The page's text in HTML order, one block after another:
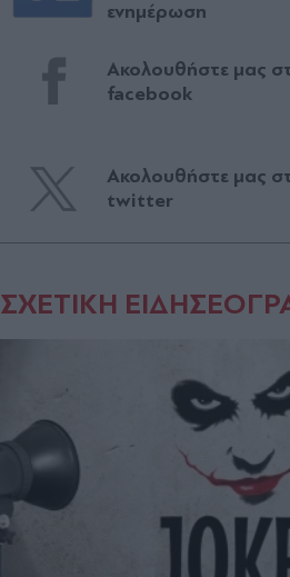
ενημέρωση
Ακολουθήστε μας
facebook
Ακολουθήστε μας
twitter
ΣΧΕΤΙΚΗ